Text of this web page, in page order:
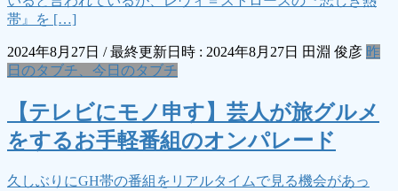
帯』を […]
2024年8月27日 / 最終更新日時 : 2024年8月27日 田淵 俊彦 昨
日のタブチ、今日のタブチ
【テレビにモノ申す】芸人が旅グルメ
をするお手軽番組のオンパレード
久しぶりにGH帯の番組をリアルタイムで見る機会があっ